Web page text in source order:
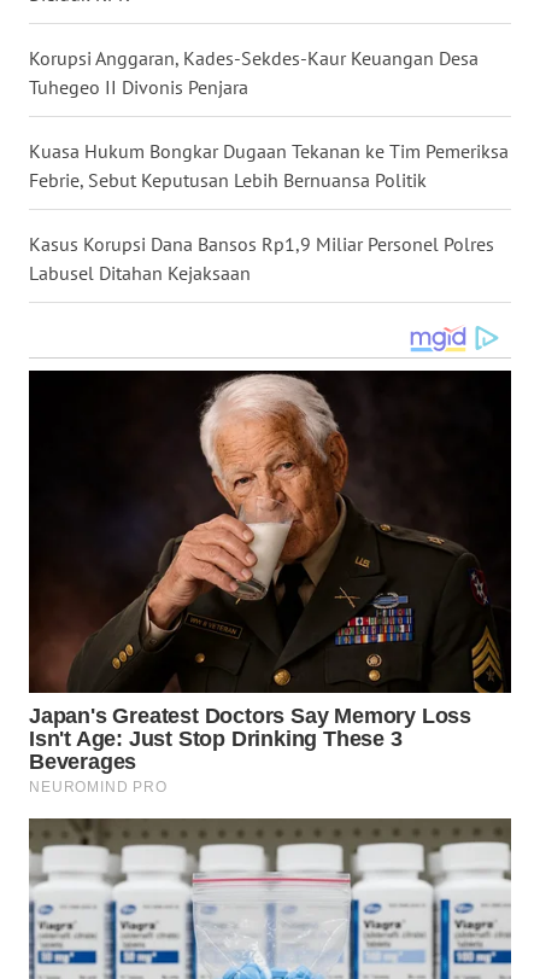
Korupsi Anggaran, Kades-Sekdes-Kaur Keuangan Desa
Tuhegeo II Divonis Penjara
Kuasa Hukum Bongkar Dugaan Tekanan ke Tim Pemeriksa
Febrie, Sebut Keputusan Lebih Bernuansa Politik
Kasus Korupsi Dana Bansos Rp1,9 Miliar Personel Polres
Labusel Ditahan Kejaksaan
WN
NUSANTARA
WN
JOGJA
WN
JATIM
WN
WN
KALSEL
WN
KALTIM
WN
WN
GORONTALO